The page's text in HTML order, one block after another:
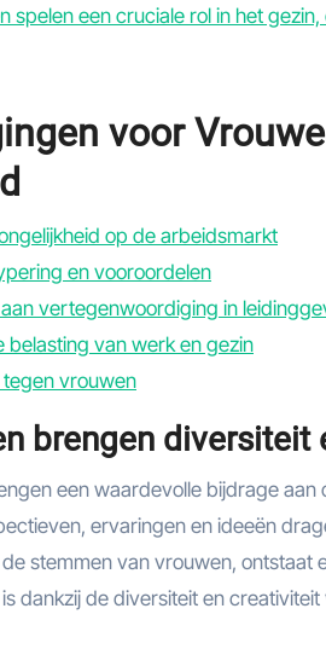
spelen een cruciale rol in het
voor
op de arbeidsmarkt
en vooroordelen
vertegenwoordiging in
belasting van werk en gezin
vrouwen
brengen
een waardevolle bijdrage
ervaringen en ideeën
stemmen van vrouwen, ontstaat
dankzij de diversiteit en